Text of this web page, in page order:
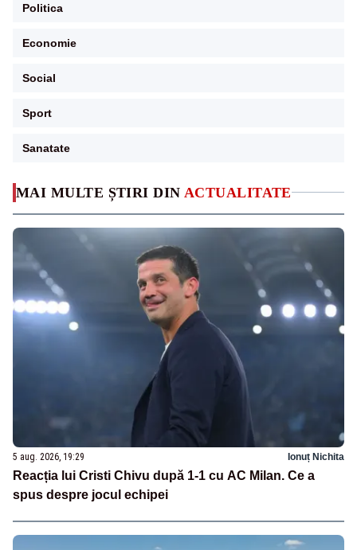
MAI MULTE ȘTIRI DIN ACTUALITATE
5 aug. 2026, 19:29 Ionuț Nichita
Reacția lui Cristi Chivu după 1-1 cu AC Milan. Ce a
spus despre jocul echipei
Politica
Economie
Social
Sport
Sanatate